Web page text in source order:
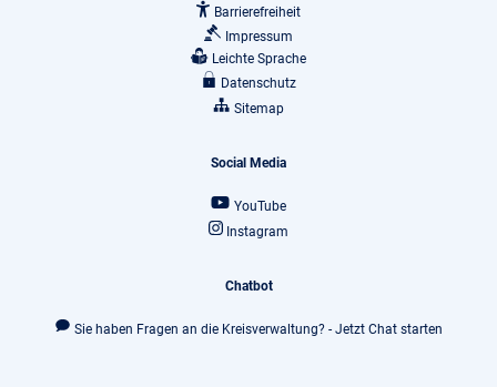
Barrierefreiheit
Impressum
Leichte Sprache
Datenschutz
Sitemap
Social Media
YouTube
Instagram
Chatbot
Sie haben Fragen an die Kreisverwaltung? - Jetzt Chat starten